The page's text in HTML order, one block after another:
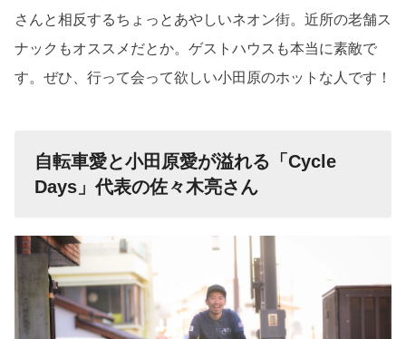
さんと相反するちょっとあやしいネオン街。近所の老舗ス
ナックもオススメだとか。ゲストハウスも本当に素敵で
す。ぜひ、行って会って欲しい小田原のホットな人です！
自転車愛と小田原愛が溢れる「Cycle
Days」代表の佐々木亮さん